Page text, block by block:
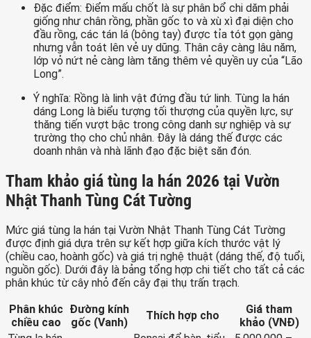
Đặc điểm: Điểm mấu chốt là sự phân bổ chi dăm phải
giống như chân rồng, phần gốc to và xù xì đại diện cho
đầu rồng, các tán lá (bông tay) được tỉa tót gọn gàng
nhưng vẫn toát lên vẻ uy dũng. Thân cây càng lâu năm,
lớp vỏ nứt nẻ càng làm tăng thêm vẻ quyền uy của “Lão
Long”.
Ý nghĩa: Rồng là linh vật đứng đầu tứ linh. Tùng la hán
dáng Long là biểu tượng tối thượng của quyền lực, sự
thăng tiến vượt bậc trong công danh sự nghiệp và sự
trường thọ cho chủ nhân. Đây là dáng thế được các
doanh nhân và nhà lãnh đạo đặc biệt săn đón.
Tham khảo giá tùng la hán 2026 tại Vườn
Nhật Thanh Tùng Cát Tường
Mức giá tùng la hán tại Vườn Nhật Thanh Tùng Cát Tường
được định giá dựa trên sự kết hợp giữa kích thước vật lý
(chiều cao, hoành gốc) và giá trị nghệ thuật (dáng thế, độ tuổi,
nguồn gốc). Dưới đây là bảng tổng hợp chi tiết cho tất cả các
phân khúc từ cây nhỏ đến cây đại thụ trấn trạch.
Phân khúc
chiều cao
Đường kính
gốc (Vanh)
Thích hợp cho
Giá tham
khảo (VNĐ)